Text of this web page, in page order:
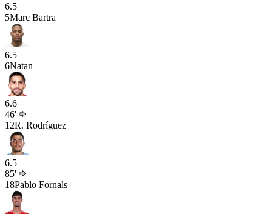
6.5
5Marc Bartra
6.5
6Natan
6.6
46'
12R. Rodríguez
6.5
85'
18Pablo Fornals